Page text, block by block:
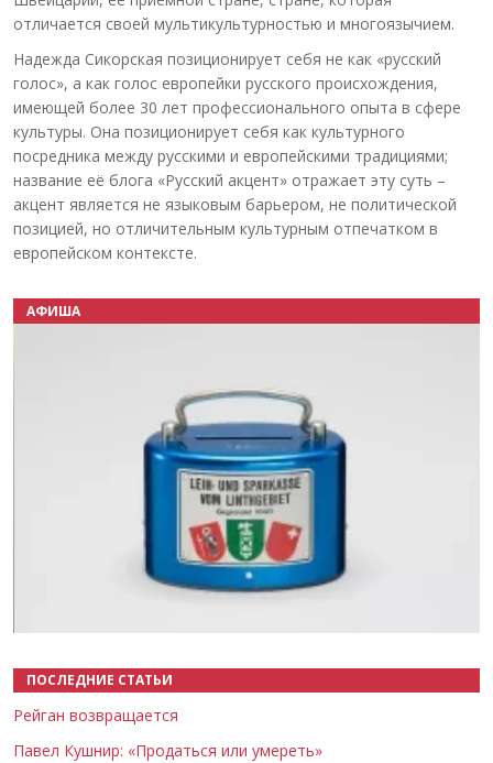
отличается своей мультикультурностью и многоязычием.
Надежда Сикорская позиционирует себя не как «русский
голос», а как голос европейки русского происхождения,
имеющей более 30 лет профессионального опыта в сфере
культуры. Она позиционирует себя как культурного
посредника между русскими и европейскими традициями;
название её блога «Русский акцент» отражает эту суть –
акцент является не языковым барьером, не политической
позицией, но отличительным культурным отпечатком в
европейском контексте.
АФИША
ПОСЛЕДНИЕ СТАТЬИ
Рейган возвращается
Павел Кушнир: «Продаться или умереть»